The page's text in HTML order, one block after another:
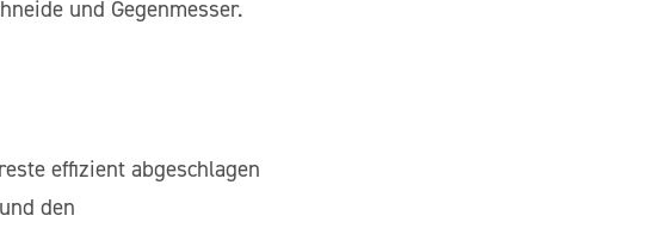
und Gegenmesser.
effizient abgeschlagen
den